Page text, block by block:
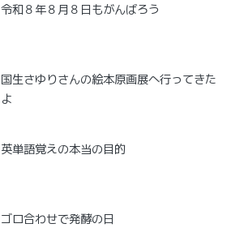
令和８年８月８日もがんばろう
国生さゆりさんの絵本原画展へ行ってきた
よ
英単語覚えの本当の目的
ゴロ合わせで発酵の日